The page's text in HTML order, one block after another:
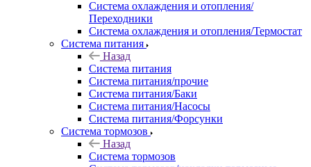
Система охлаждения и отопления/
Переходники
Система охлаждения и отопления/Термостат
Система питания
Назад
Система питания
Система питания/прочие
Система питания/Баки
Система питания/Насосы
Система питания/Форсунки
Система тормозов
Назад
Система тормозов